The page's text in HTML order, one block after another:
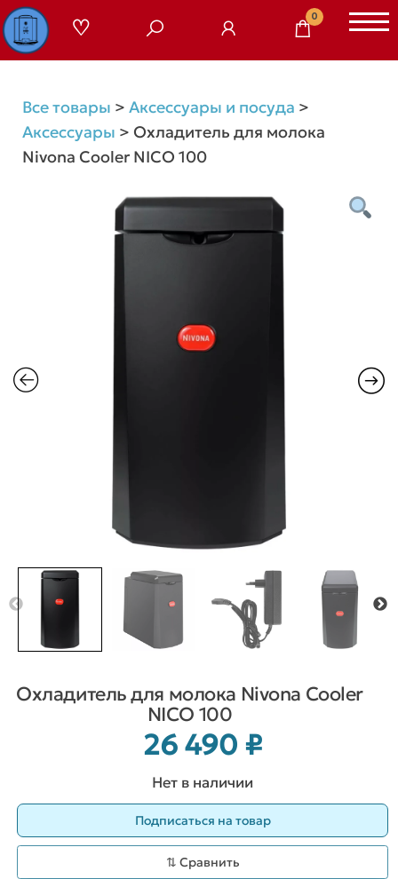
Перейти
к
содержимому
0
Все товары > Аксессуары и посуда >
Аксессуары > Охладитель для молока
Nivona Cooler NICO 100
Охладитель для молока Nivona Cooler
NICO 100
26 490 ₽
Нет в наличии
⇅ Сравнить